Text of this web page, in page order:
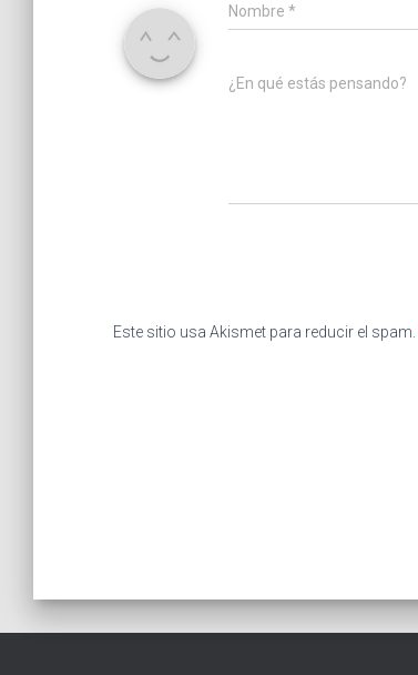
Nombre *
¿En qué estás pensando?
Este sitio usa Akismet para reducir el spam.